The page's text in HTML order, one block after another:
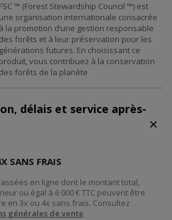
FSC ™ (Forest Stewardship Council ™) est
une organisation internationale consacrée
à la promotion d’une gestion responsable
des forêts et à leur préservation pour les
générations futures. En choisissant ce
produit, vous contribuez à la conservation
des forêts de la planète
délais et service après-
SANS FRAIS
en ligne dont le montant total,
ou égal à 6 000 € TTC peuvent être
en 3x ou 4x sans frais. Consultez
générales de vente